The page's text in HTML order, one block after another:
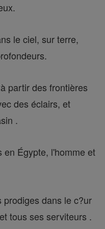
le ciel, sur terre,
partir des frontières
des éclairs, et
.
en Égypte, l'homme et
prodiges dans le c?ur
tous ses serviteurs .